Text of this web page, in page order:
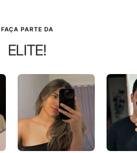
FAÇA PARTE DA
ELITE!